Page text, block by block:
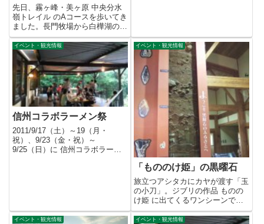
先日、霧ヶ峰・美ヶ原 中央分水
嶺トレイル のAコースを歩いてき
ました。長門牧場から白樺湖の大
門峠までの約10km。この日...
イベント・観光情報
信州コラボラーメン祭
2011/9/17（土）～19（月・
祝）、9/23（金・祝）～
9/25（日）に 信州コラボラーメ
イベント・観光情報
「もののけ姫」の黒曜石
旅立つアシタカにカヤが渡す「玉
の小刀」。ジブリの作品 ものの
け姫 に出てくるワンシーンで
す。この「玉の小刀」は、黒曜石
で...
イベント・観光情報 イベント・観光情報